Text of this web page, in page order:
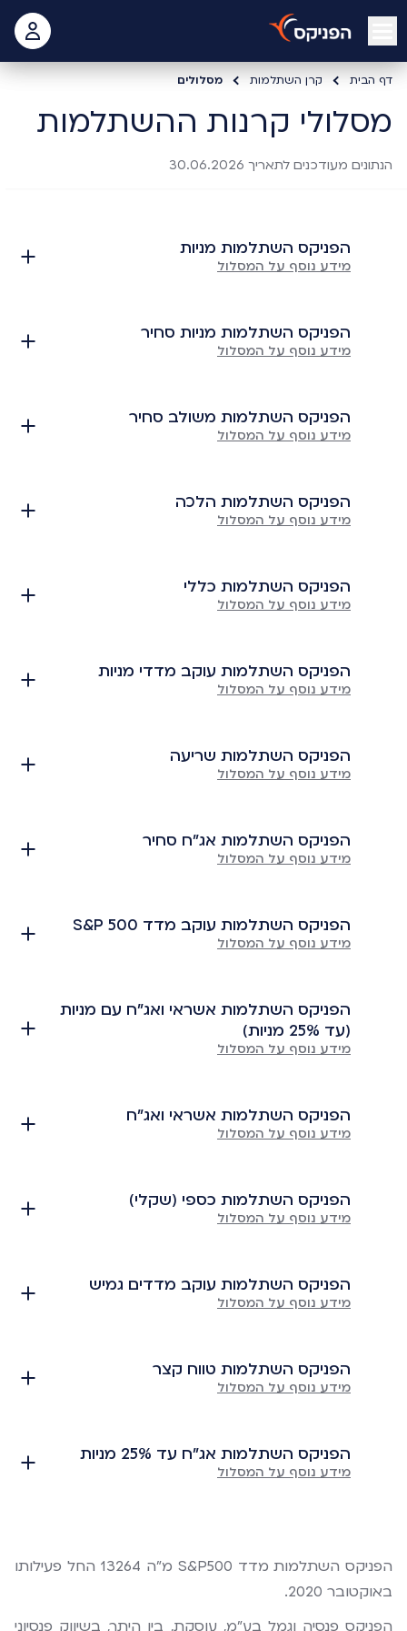
open mobile menu
דף הבית קרן השתלמות מסלולים
מסלולי קרנות ההשתלמות
הנתונים מעודכנים לתאריך 30.06.2026
הפניקס השתלמות מניות
מידע נוסף על המסלול
הפניקס השתלמות מניות סחיר
מידע נוסף על המסלול
הפניקס השתלמות משולב סחיר
מידע נוסף על המסלול
הפניקס השתלמות הלכה
מידע נוסף על המסלול
הפניקס השתלמות כללי
מידע נוסף על המסלול
הפניקס השתלמות עוקב מדדי מניות
מידע נוסף על המסלול
הפניקס השתלמות שריעה
מידע נוסף על המסלול
הפניקס השתלמות אג"ח סחיר
מידע נוסף על המסלול
הפניקס השתלמות עוקב מדד S&P 500
מידע נוסף על המסלול
הפניקס השתלמות אשראי ואג"ח עם מניות
(עד 25% מניות)
מידע נוסף על המסלול
הפניקס השתלמות אשראי ואג"ח
מידע נוסף על המסלול
הפניקס השתלמות כספי (שקלי)
מידע נוסף על המסלול
הפניקס השתלמות עוקב מדדים גמיש
מידע נוסף על המסלול
הפניקס השתלמות טווח קצר
מידע נוסף על המסלול
הפניקס השתלמות אג"ח עד 25% מניות
מידע נוסף על המסלול
הפניקס השתלמות מדד S&P500 מ"ה 13264 החל פעילותו
באוקטובר 2020.
הפניקס פנסיה וגמל בע"מ, עוסקת, בין היתר, בשיווק פנסיוני